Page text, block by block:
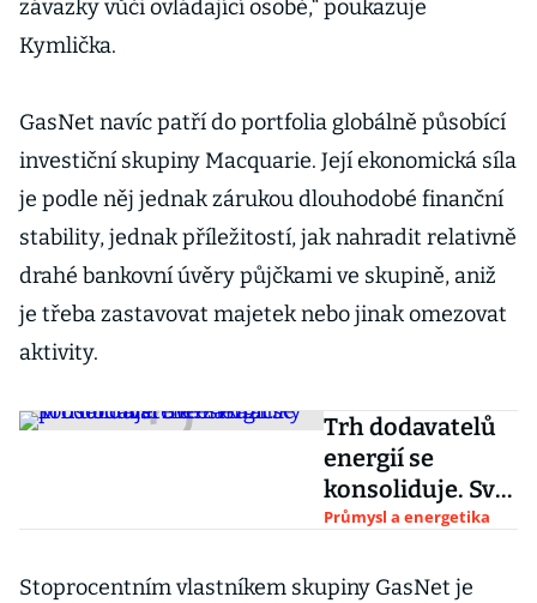
závazky vůči ovládající osobě,“ poukazuje
Kymlička.
GasNet navíc patří do portfolia globálně působící
investiční skupiny Macquarie. Její ekonomická síla
je podle něj jednak zárukou dlouhodobé finanční
stability, jednak příležitostí, jak nahradit relativně
drahé bankovní úvěry půjčkami ve skupině, aniž
je třeba zastavovat majetek nebo jinak omezovat
aktivity.
Trh dodavatelů
energií se
konsoliduje. Své
zákazníky
menší hráč
Průmysl a energetika
Stoprocentním vlastníkem skupiny GasNet je